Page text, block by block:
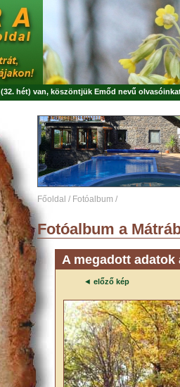
hét) van, köszöntjük Emőd nevű
Főoldal / Fotóalbum /
Fotóalbum a
A megadott
◄ előző kép